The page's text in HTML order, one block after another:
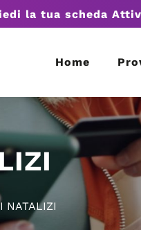
la tua scheda
Home
NATALIZI